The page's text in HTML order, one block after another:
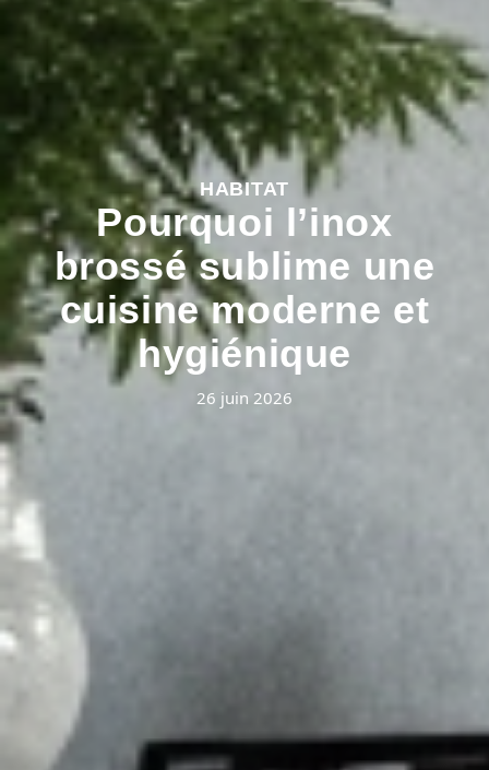
HABITAT
Pourquoi l’inox
brossé sublime une
cuisine moderne et
hygiénique
26 juin 2026